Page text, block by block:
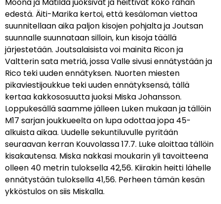
edestä. Äiti-Marika kertoi, että kesäloman viettoa
suunnitellaan aika paljon kisojen pohjalta ja Joutsan
suunnalle suunnataan silloin, kun kisoja täällä
järjestetään. Joutsalaisista voi mainita Ricon ja
Valtterin sata metriä, jossa Valle sivusi ennätystään ja
Rico teki uuden ennätyksen. Nuorten miesten
pikaviestijoukkue teki uuden ennätyksensä, tällä
kertaa kakkososuutta juoksi Miska Johansson.
Loppukesällä saamme jälleen Luken mukaan ja tällöin
M17 sarjan joukkueelta on lupa odottaa jopa 45-
alkuista aikaa. Uudelle sekuntiluvulle pyritään
seuraavan kerran Kouvolassa 17.7. Luke aloittaa tällöin
kisakautensa. Miska nakkasi moukarin yli tavoitteena
olleen 40 metrin tuloksella 42,56. Kiirakin heitti lähelle
ennätystään tuloksella 41,56. Perheen tämän kesän
ykköstulos on siis Miskalla.